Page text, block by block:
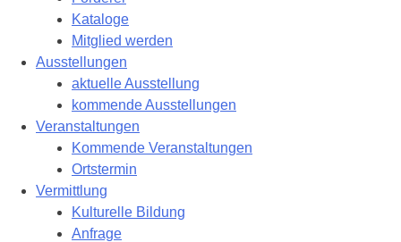
Kataloge
Mitglied werden
Ausstellungen
aktuelle Ausstellung
kommende Ausstellungen
Veranstaltungen
Kommende Veranstaltungen
Ortstermin
Vermittlung
Kulturelle Bildung
Anfrage